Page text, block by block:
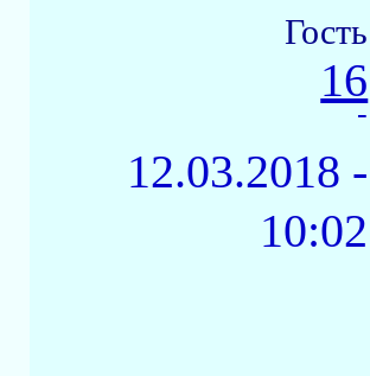
Гость
16
-
12.03.2018 -
10:02